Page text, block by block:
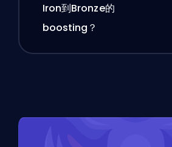
Iron到Bronze的
boosting？